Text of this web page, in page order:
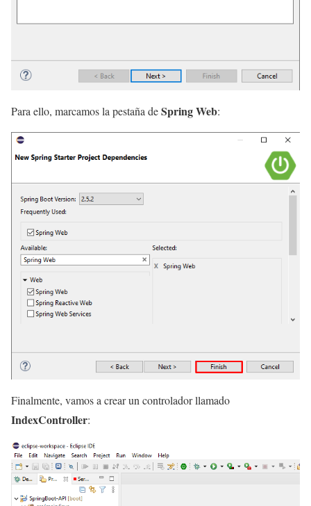
Para ello, marcamos la pestaña deSpring Web:
Finalmente, vamos a crear un controlador llamado
IndexController: